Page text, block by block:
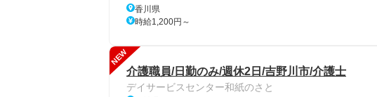
香川県
時給1,200円～
NEW
介護職員/日勤のみ/週休2日/吉野川市/介護士
デイサービスセンター和紙のさと